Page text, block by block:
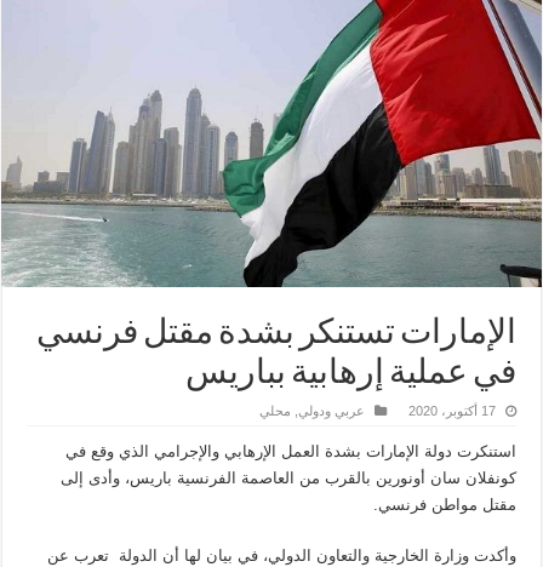
الإمارات تستنكر بشدة مقتل فرنسي
في عملية إرهابية بباريس
17 أكتوبر، 2020 عربي ودولي محلي
استنكرت دولة الإمارات بشدة العمل الإرهابي والإجرامي الذي وقع في
كونفلان سان أونورين بالقرب من العاصمة الفرنسية باريس، وأدى إلى
مقتل مواطن فرنسي.
وأكدت وزارة الخارجية والتعاون الدولي، في بيان لها أن الدولة تعرب عن